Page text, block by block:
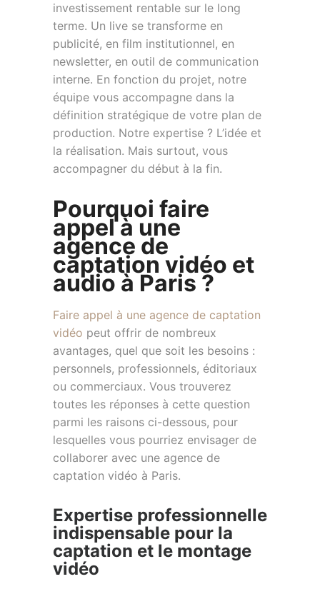
investissement rentable sur le long
terme. Un live se transforme en
publicité, en film institutionnel, en
newsletter, en outil de communication
interne. En fonction du projet, notre
équipe vous accompagne dans la
définition stratégique de votre plan de
production. Notre expertise ? L’idée et
la réalisation. Mais surtout, vous
accompagner du début à la fin.
Pourquoi faire
appel à une
agence de
captation vidéo et
audio à Paris ?
Faire appel à une agence de captation
vidéo peut offrir de nombreux
avantages, quel que soit les besoins :
personnels, professionnels, éditoriaux
ou commerciaux. Vous trouverez
toutes les réponses à cette question
parmi les raisons ci-dessous, pour
lesquelles vous pourriez envisager de
collaborer avec une agence de
captation vidéo à Paris.
Expertise professionnelle
indispensable pour la
captation et le montage
vidéo